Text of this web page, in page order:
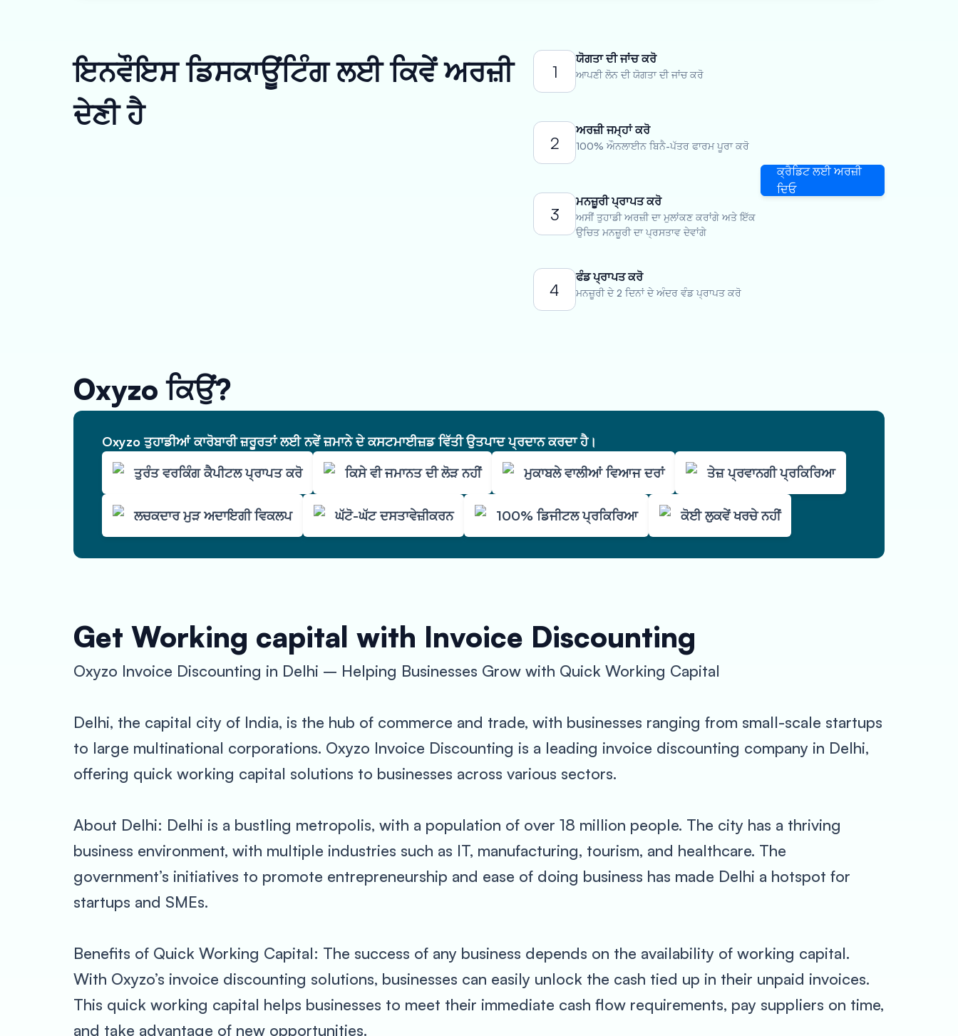
ਇਨਵੌਇਸ ਡਿਸਕਾਊਂਟਿੰਗ ਲਈ ਕਿਵੇਂ ਅਰਜ਼ੀ
ਦੇਣੀ ਹੈ
1
ਯੋਗਤਾ ਦੀ ਜਾਂਚ ਕਰੋ
ਆਪਣੀ ਲੋਨ ਦੀ ਯੋਗਤਾ ਦੀ ਜਾਂਚ ਕਰੋ
2
ਅਰਜ਼ੀ ਜਮ੍ਹਾਂ ਕਰੋ
100% ਔਨਲਾਈਨ ਬਿਨੈ-ਪੱਤਰ ਫਾਰਮ ਪੂਰਾ ਕਰੋ
3
ਮਨਜ਼ੂਰੀ ਪ੍ਰਾਪਤ ਕਰੋ
ਅਸੀਂ ਤੁਹਾਡੀ ਅਰਜ਼ੀ ਦਾ ਮੁਲਾਂਕਣ ਕਰਾਂਗੇ ਅਤੇ ਇੱਕ
ਉਚਿਤ ਮਨਜ਼ੂਰੀ ਦਾ ਪ੍ਰਸਤਾਵ ਦੇਵਾਂਗੇ
4
ਫੰਡ ਪ੍ਰਾਪਤ ਕਰੋ
ਮਨਜ਼ੂਰੀ ਦੇ 2 ਦਿਨਾਂ ਦੇ ਅੰਦਰ ਵੰਡ ਪ੍ਰਾਪਤ ਕਰੋ
ਕ੍ਰੈਡਿਟ ਲਈ ਅਰਜ਼ੀ
ਦਿਓ
Oxyzo ਕਿਉਂ?
Oxyzo ਤੁਹਾਡੀਆਂ ਕਾਰੋਬਾਰੀ ਜ਼ਰੂਰਤਾਂ ਲਈ ਨਵੇਂ ਜ਼ਮਾਨੇ ਦੇ ਕਸਟਮਾਈਜ਼ਡ ਵਿੱਤੀ ਉਤਪਾਦ ਪ੍ਰਦਾਨ ਕਰਦਾ ਹੈ।
ਤੁਰੰਤ ਵਰਕਿੰਗ ਕੈਪੀਟਲ ਪ੍ਰਾਪਤ ਕਰੋ
ਕਿਸੇ ਵੀ ਜਮਾਨਤ ਦੀ ਲੋੜ ਨਹੀਂ ਮੁਕਾਬਲੇ ਵਾਲੀਆਂ ਵਿਆਜ ਦਰਾਂ ਤੇਜ਼ ਪ੍ਰਵਾਨਗੀ ਪ੍ਰਕਿਰਿਆ
ਲਚਕਦਾਰ ਮੁੜ ਅਦਾਇਗੀ ਵਿਕਲਪ ਘੱਟੋ-ਘੱਟ ਦਸਤਾਵੇਜ਼ੀਕਰਨ 100% ਡਿਜੀਟਲ ਪ੍ਰਕਿਰਿਆ ਕੋਈ ਲੁਕਵੇਂ ਖਰਚੇ ਨਹੀਂ
Get Working capital with Invoice Discounting
Oxyzo Invoice Discounting in Delhi – Helping Businesses Grow with Quick Working Capital
Delhi, the capital city of India, is the hub of commerce and trade, with businesses ranging from small-scale startups
to large multinational corporations. Oxyzo Invoice Discounting is a leading invoice discounting company in Delhi,
offering quick working capital solutions to businesses across various sectors.
About Delhi: Delhi is a bustling metropolis, with a population of over 18 million people. The city has a thriving
business environment, with multiple industries such as IT, manufacturing, tourism, and healthcare. The
government’s initiatives to promote entrepreneurship and ease of doing business has made Delhi a hotspot for
startups and SMEs.
Benefits of Quick Working Capital: The success of any business depends on the availability of working capital.
With Oxyzo’s invoice discounting solutions, businesses can easily unlock the cash tied up in their unpaid invoices.
This quick working capital helps businesses to meet their immediate cash flow requirements, pay suppliers on time,
and take advantage of new opportunities.